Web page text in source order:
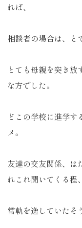
れば、
相談者の場合は、と
とても母親を突き
な方でした。
どこの学校に進学
メ。
友達の交友関係、は
れこれ聞いてくる程、
常軌を逸していたそ